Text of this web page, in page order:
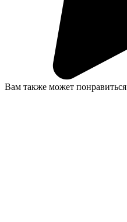
Вам также может понравиться